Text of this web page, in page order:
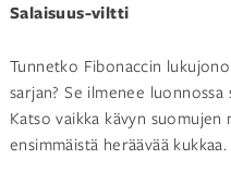
Salaisuus-viltti
Tunnetko Fibonaccin
sarjan? Se ilmenee
Katso vaikka kävyn suomujen
ensimmäistä heräävää kukkaa.